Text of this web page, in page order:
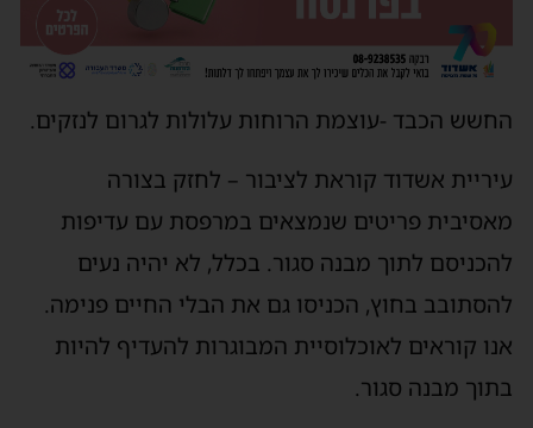
החשש הכבד -עוצמת הרוחות עלולות לגרום לנזקים.
עיריית אשדוד קוראת לציבור – לחזק בצורה
מאסיבית פריטים שנמצאים במרפסת עם עדיפות
להכניסם לתוך מבנה סגור. בכלל, לא יהיה נעים
להסתובב בחוץ, הכניסו גם את הבלי החיים פנימה.
אנו קוראים לאוכלוסיית המבוגרות להעדיף להיות
בתוך מבנה סגור.